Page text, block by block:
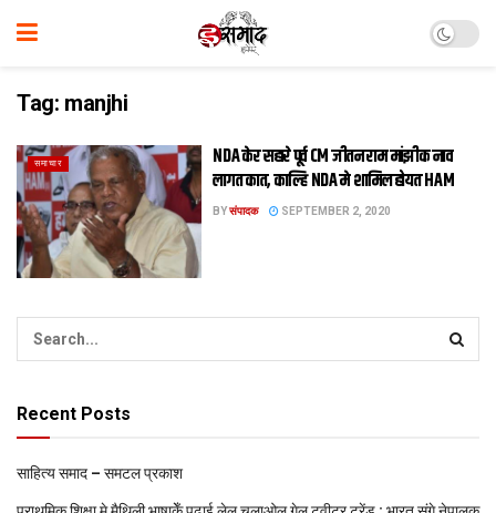
Tag: manjhi
समाचार
NDA केर सहारे पूर्व CM जीतन राम मांझीक नाव
लागत कात, काल्हि NDA मे शामिल होयत HAM
BYसंपादक SEPTEMBER 2, 2020
Recent Posts
साहित्य समाद – समटल प्रकाश